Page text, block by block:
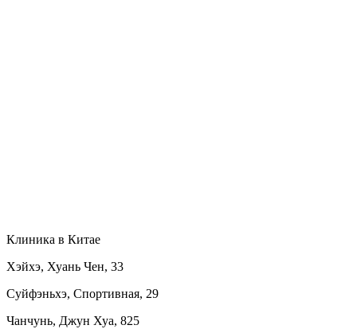
Клиника в Китае
Хэйхэ, Хуань Чен, 33
Суйфэньхэ, Спортивная, 29
Чанчунь, Джун Хуа, 825